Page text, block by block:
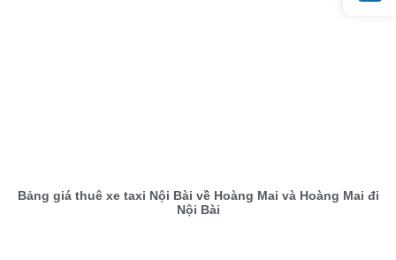
Bảng giá thuê xe taxi Nội Bài về Hoàng Mai và Hoàng Mai đi
Nội Bài